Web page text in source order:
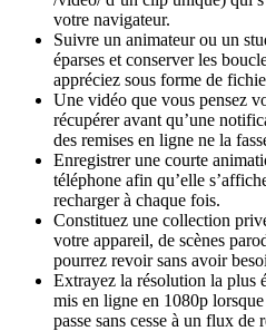
votre navigateur.
Suivre un animateur ou un
éparses et conserver les
appréciez sous forme de
Une vidéo que vous pensez
récupérer avant qu’une
des remises en ligne ne la
Enregistrer une courte
téléphone afin qu’elle
recharger à chaque fois.
Constituez une collection
votre appareil, de scènes
pourrez revoir sans avoir
Extrayez la résolution la plus
mis en ligne en 1080p
passe sans cesse à un flux de